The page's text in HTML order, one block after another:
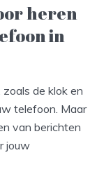
heren
in
de klok en
telefoon. Maar
van berichten
jouw